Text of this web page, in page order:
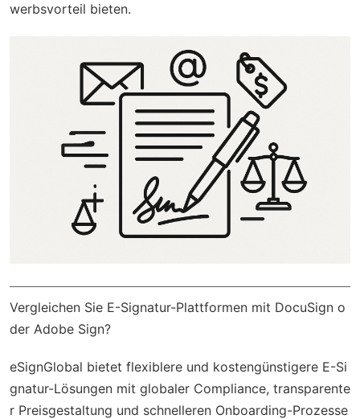
werbsvorteil bieten.
Vergleichen Sie E-Signatur-Plattformen mit DocuSign o
der Adobe Sign?
eSignGlobal bietet flexiblere und kostengünstigere E-Si
gnatur-Lösungen mit globaler Compliance, transparente
r Preisgestaltung und schnelleren Onboarding-Prozesse